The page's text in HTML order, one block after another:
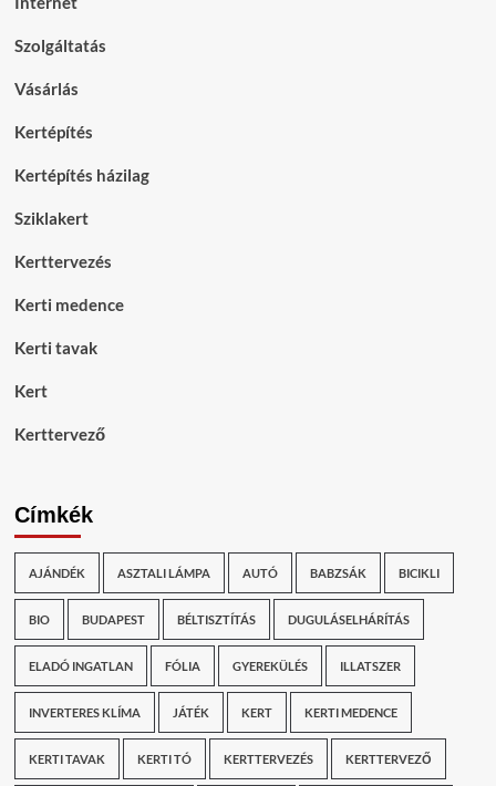
Szolgáltatás
Vásárlás
Kertépítés
Kertépítés házilag
Sziklakert
Kerttervezés
Kerti medence
Kerti tavak
Kert
Kerttervező
Címkék
AJÁNDÉK ASZTALI LÁMPA AUTÓ BABZSÁK BICIKLI
BIO BUDAPEST BÉLTISZTÍTÁS DUGULÁSELHÁRÍTÁS
ELADÓ INGATLAN FÓLIA GYEREKÜLÉS ILLATSZER
INVERTERES KLÍMA JÁTÉK KERT KERTI MEDENCE
KERTI TAVAK KERTI TÓ KERTTERVEZÉS KERTTERVEZŐ